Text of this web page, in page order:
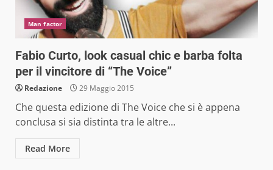
Man factor
Fabio Curto, look casual chic e barba folta
per il vincitore di “The Voice”
Redazione 29 Maggio 2015
Che questa edizione di The Voice che si è appena
conclusa si sia distinta tra le altre...
Read More